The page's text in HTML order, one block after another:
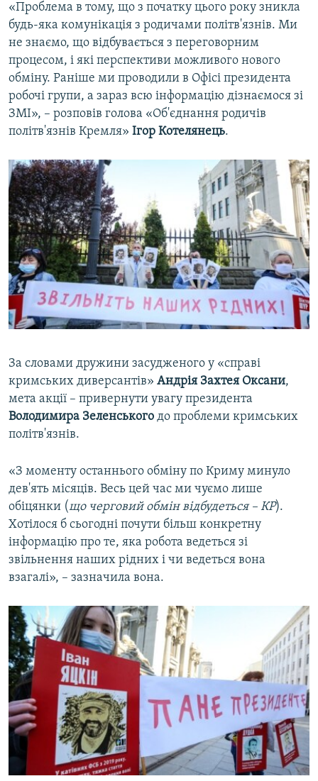
«Проблема в тому, що з початку цього року зникла
будь-яка комунікація з родичами політв'язнів. Ми
не знаємо, що відбувається з переговорним
процесом, і які перспективи можливого нового
обміну. Раніше ми проводили в Офісі президента
робочі групи, а зараз всю інформацію дізнаємося зі
ЗМІ», – розповів голова «Об'єднання родичів
політв'язнів Кремля» Ігор Котелянець.​
За словами дружини засудженого у «справі
кримських диверсантів» Андрія Захтея Оксани,
мета акції – привернути увагу президента
Володимира Зеленського до проблеми кримських
політв'язнів.
«З моменту останнього обміну по Криму минуло
дев'ять місяців. Весь цей час ми чуємо лише
обіцянки (що черговий обмін відбудеться – КР).
Хотілося б сьогодні почути більш конкретну
інформацію про те, яка робота ведеться зі
звільнення наших рідних і чи ведеться вона
взагалі», – зазначила вона.